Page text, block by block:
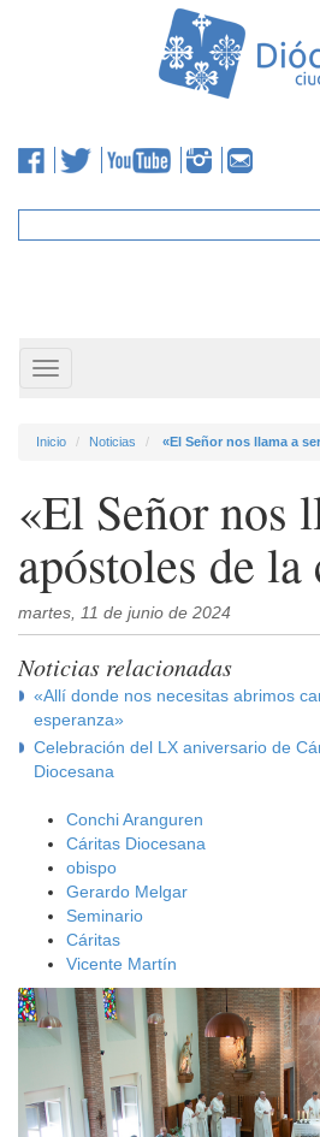
Toggle
navigation
Inicio Noticias «El Señor nos llama a
«El Señor nos
apóstoles de
martes, 11 de junio de 2024
Noticias relacionadas
«Allí donde nos necesitas abrimos
esperanza»
Celebración del LX aniversario de
Diocesana
Conchi Aranguren
Cáritas Diocesana
obispo
Gerardo Melgar
Seminario
Cáritas
Vicente Martín